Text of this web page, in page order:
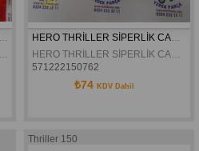
571222150762
₺74 KDV Dahil
Thriller 150